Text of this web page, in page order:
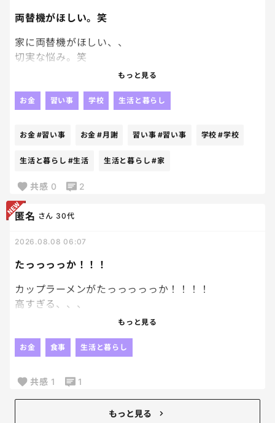
何で卵の金額にこんなに差があるのか😂
両替機がほしい。笑
家に両替機がほしい、、
切実な悩み。笑
まじで、キャッシュレス生活しすぎて細かい現金が
いまだに学校の集金は現金だし習い事も現金。
集金も、月謝もキャッシュレスにしてくれよぉ。笑
もっと見る
お金 習い事 学校 生活と暮らし
お金 #習い事 お金 #月謝 習い事 #習い事 学校 #学校
生活と暮らし #生活 生活と暮らし #家
共感 0 2
たっっっっか！！！
匿名 さん 30代
2026.08.08 06:07
カップラーメンがたっっっっっか！！！！
高すぎる、、、
んだけど。笑
もっと見る
お金 食事 生活と暮らし
共感 1 1
もっと見る